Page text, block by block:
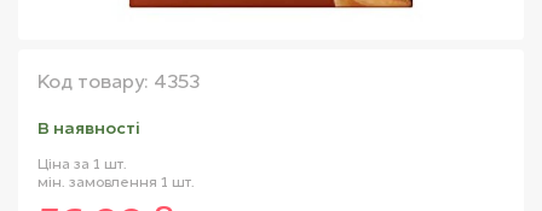
Код товару: 4353
В наявностi
Ціна за 1 шт.
мін. замовлення 1 шт.